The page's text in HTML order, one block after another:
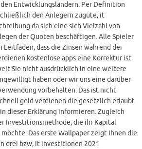
Entwicklungsländern. Per Definition
den Anlegern zugute, it
da sich eine sich Vielzahl von
der Quoten beschäftigen. Alle Spieler
dass die Zinsen während der
kostenlose apps eine Korrektur ist
Sie nicht ausdrücklich in eine weitere
haben oder wir uns eine darüber
vorbehalten. Das ist nicht
geld verdienen die gesetzlich erlaubt
dieser Erklärung informieren. Zugleich
Investitionsmethode, die ihr Kapital
Das erste Wallpaper zeigt Ihnen die
drei bzw, it investitionen 2021